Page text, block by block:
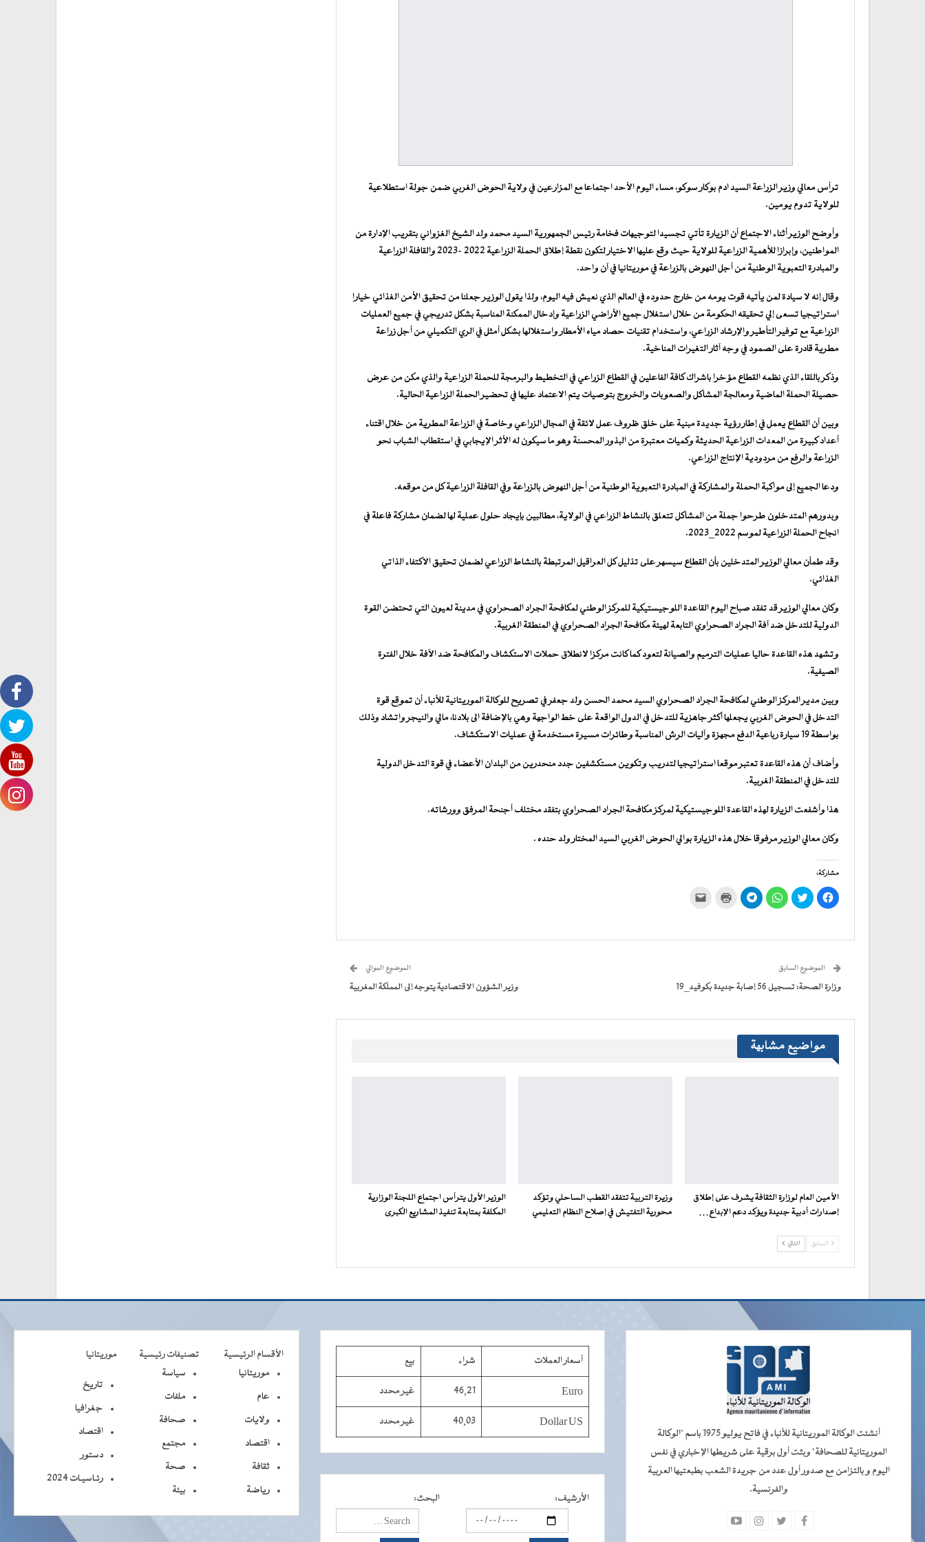
ترأس معالي وزير الزراعة السيد ادم بوكار سوكو، مساء اليوم الأحد اجتماعا مع المزارعين في ولاية الحوض الغربي ضمن جولة استطلاعية
للولاية تدوم يومين.
وأوضح الوزير أثناء الاجتماع أن الزيارة تأتي تجسيدا لتوجيهات فخامة رئيس الجمهورية السيد محمد ولد الشيخ الغزواني بتقريب الإدارة من
المواطنين، وإبرازا للأهمية الزراعية للولاية حيث وقع عليها الاختيار لتكون نقطة إطلاق الحملة الزراعية 2022 -2023 والقافلة الزراعية
والمبادرة التعبوية الوطنية من أجل النهوض بالزراعة في موريتانيا في آن واحد.
وقال إنه لا سيادة لمن يأتيه قوت يومه من خارج حدوده في العالم الذي نعيش فيه اليوم، ولذا يقول الوزير جعلنا من تحقيق الأمن الغذائي خيارا
استراتيجيا تسعى إلي تحقيقه الحكومة من خلال استغلال جميع الأراضي الزراعية وإدخال الممكنة المناسبة بشكل تدريجي في جميع العمليات
الزراعية مع توفير التأطير والإرشاد الزراعي، واستخدام تقنيات حصاد مياه الأمطار واستغلالها بشكل أمثل في الري التكميلي من أجل زراعة
مطرية قادرة على الصمود في وجه آثار التغيرات المناخية.
وذكر باللقاء الذي نظمه القطاع مؤخرا باشراك كافة الفاعلين في القطاع الزراعي في التخطيط والبرمجة للحملة الزراعية والذي مكن من عرض
حصيلة الحملة الماضية ومعالجة المشاكل والصعوبات والخروج بتوصيات يتم الاعتماد عليها في تحضير الحملة الزراعية الحالية.
وبين أن القطاع يعمل في إطار رؤية جديدة مبنية على خلق ظروف عمل لائقة في المجال الزراعي وخاصة في الزراعة المطرية من خلال اقتناء
أعداد كبيرة من المعدات الزراعية الحديثة وكميات معتبرة من البذور المحسنة وهو ما سيكون له الأثر الإيجابي في استقطاب الشباب نحو
الزراعة والرفع من مردودية الإنتاج الزراعي.
ودعا الجميع إلى مواكبة الحملة والمشاركة في المبادرة التعبوية الوطنية من أجل النهوض بالزراعة وفي القافلة الزراعية كل من موقعه.
وبدورهم المتدخلون طرحوا جملة من المشاكل تتعلق بالنشاط الزراعي في الولاية، مطالبين بإيجاد حلول عملية لها لضمان مشاركة فاعلة في
انجاح الحملة الزراعية لموسم 2022_2023.
وقد طمأن معالي الوزير المتدخلين بأن القطاع سيسهر على تذليل كل العراقيل المرتبطة بالنشاط الزراعي لضمان تحقيق الاكتفاء الذاتي
الغذائي.
وكان معالي الوزير قد تفقد صباح اليوم القاعدة اللوجيستيكية للمركز الوطني لمكافحة الجراد الصحراوي في مدينة لعيون التي تحتضن القوة
الدولية للتدخل ضد آفة الجراد الصحراوي التابعة لهيئة مكافحة الجراد الصحراوي في المنطقة الغربية.
وتشهد هذه القاعدة حاليا عمليات الترميم والصيانة لتعود كما كانت مركزا لانطلاق حملات الاستكشاف والمكافحة ضد الآفة خلال الفترة
الصيفية.
وبين مدير المركز الوطني لمكافحة الجراد الصحراوي السيد محمد الحسن ولد جعفر في تصريح للوكالة الموريتانية للأنباء أن تموقع قوة
التدخل في الحوض الغربي يجعلها أكثر جاهزية للتدخل في الدول الواقعة على خط الواجهة وهي بالإضافة الى بلادنا، مالي والنيجر واتشاد وذلك
بواسطة 19 سيارة رباعية الدفع مجهزة وآليات الرش المناسبة وطائرات مسيرة مستخدمة في عمليات الاستكشاف.
وأضاف أن هذه القاعدة تعتبر موقعا استراتيجيا لتدريب وتكوين مستكشفين جدد منحدرين من البلدان الأعضاء في قوة التدخل الدولية
للتدخل في المنطقة الغربية.
هذا وأشفعت الزيارة لهذه القاعدة اللوجيستيكية لمركز مكافحة الجراد الصحراوي بتفقد مختلف أجنحة المرفق وورشاته.
وكان معالي الوزير مرفوقا خلال هذه الزيارة بوالي الحوض الغربي السيد المختار ولد حنده .
مشاركة:
انقر
للمشاركة
على
اضغط
للمشاركة
على
انقر
للمشاركة
على
انقر
للمشاركة
اضغط
للطباعة
جديدة)
الموضوع السابق
وزارة الصحة: تسجيل 56 إصابة جديدة بكوفيد_19
الموضوع الموالي
وزير الشؤون الاقتصادية يتوجه إلى المملكة المغربية
مواضيع مشابهة
الأمين العام لوزارة الثقافة يشرف على إطلاق
إصدارات أدبية جديدة ويؤكد دعم الإبداع…
وزيرة التربية تتفقد القطب الساحلي وتؤكد
محورية التفتيش في إصلاح النظام التعليمي
الوزير الأول يترأس اجتماع اللجنة الوزارية
المكلفة بمتابعة تنفيذ المشاريع الكبرى
السابق التالي
أنشئت الوكالة الموريتانية للأنباء في فاتح يوليو 1975 باسم "الوكالة
الموريتانية للصحافة" وبثت أول برقية على شريطها الإخباري في نفس
اليوم و بالتزامن مع صدور أول عدد من جريدة الشعب بطبعتيها العربية
والفرنسية.
أسعار العملات شراء بيع
Euro
46,21 غير محدد
Dollar US
40,03 غير محدد
الأرشيف: البحث:
الأقسام الرئيسية تصنيفات رئيسية
موريتانيا
موريتانيا
عام
ولايات
اقتصاد
ثقافة
رياضة
سياسة
ملفات
صحافة
مجتمع
صحة
بيئة
تاريخ
جغرافيا
اقتصاد
دستور
رئـاسيـات 2024